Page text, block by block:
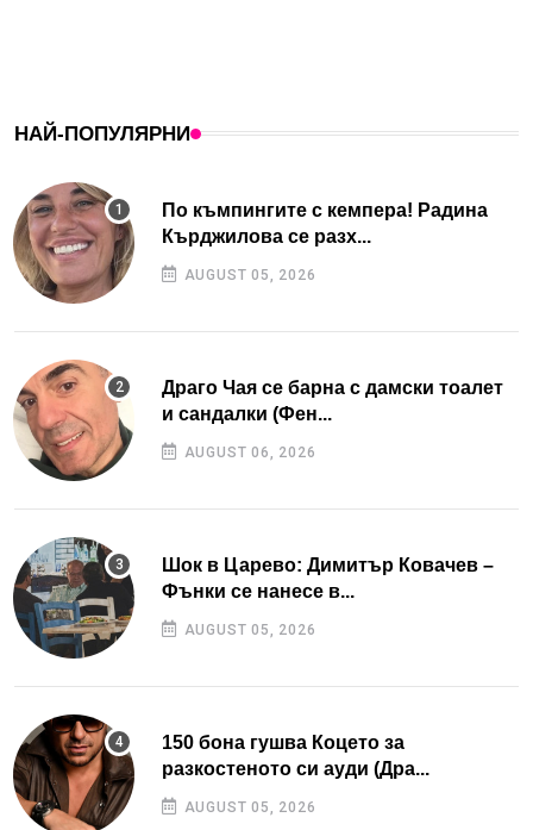
НАЙ-ПОПУЛЯРНИ
По къмпингите с кемпера! Радина
Кърджилова се разх...
AUGUST 05, 2026
Драго Чая се барна с дамски тоалет
и сандалки (Фен...
AUGUST 06, 2026
Шок в Царево: Димитър Ковачев –
Фънки се нанесе в...
AUGUST 05, 2026
150 бона гушва Коцето за
разкостеното си ауди (Дра...
AUGUST 05, 2026